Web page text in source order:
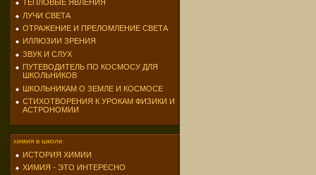
ТЕПЛОВЫЕ ЯВЛЕНИЯ
ЛУЧИ СВЕТА
ОТРАЖЕНИЕ И ПРЕЛОМЛЕНИЕ СВЕТА
ИЛЛЮЗИИ ЗРЕНИЯ
ЗВУК И СЛУХ
ПУТЕВОДИТЕЛЬ ПО КОСМОСУ ДЛЯ
ШКОЛЬНИКОВ
ШКОЛЬНИКАМ О ЗЕМЛЕ И КОСМОСЕ
СТИХОТВОРЕНИЯ К УРОКАМ ФИЗИКИ И
АСТРОНОМИИ
химия в школе
ИСТОРИЯ ХИМИИ
ХИМИЯ - ЭТО ИНТЕРЕСНО